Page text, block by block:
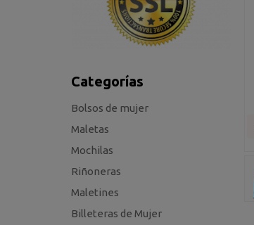
Categorías
Bolsos de mujer
Maletas
Mochilas
Riñoneras
Maletines
Billeteras de Mujer